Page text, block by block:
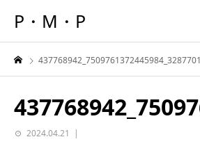
P・M・P
2024.04.21